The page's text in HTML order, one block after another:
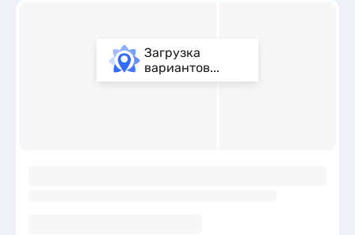
Загрузка
вариантов...